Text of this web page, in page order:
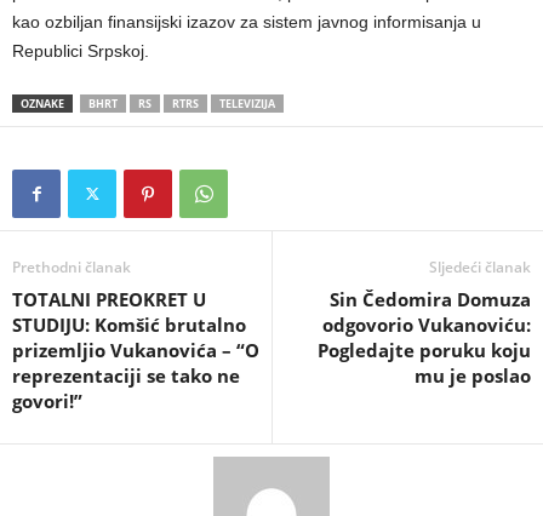
kao ozbiljan finansijski izazov za sistem javnog informisanja u
Republici Srpskoj.
OZNAKE BHRT RS RTRS TELEVIZIJA
Prethodni članak
TOTALNI PREOKRET U
STUDIJU: Komšić brutalno
prizemljio Vukanovića – “O
reprezentaciji se tako ne
govori!”
Sljedeći članak
​Sin Čedomira Domuza
odgovorio Vukanoviću:
Pogledajte poruku koju
mu je poslao